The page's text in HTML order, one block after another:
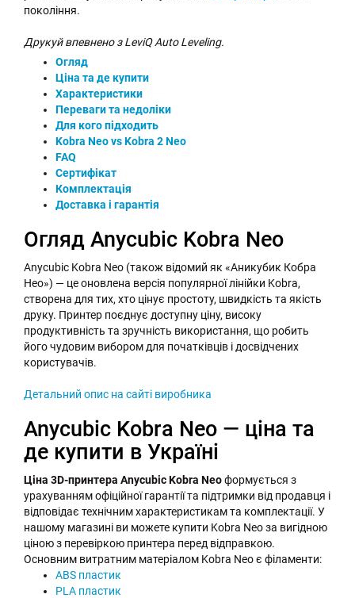
покоління.
Друкуй впевнено з LeviQ Auto Leveling.
Огляд
Ціна та де купити
Характеристики
Переваги та недоліки
Для кого підходить
Kobra Neo vs Kobra 2 Neo
FAQ
Сертифікат
Комплектація
Доставка і гарантія
Огляд Anycubic Kobra Neo
Anycubic Kobra Neo (також відомий як «Аникубик Кобра
Нео») — це оновлена версія популярної лінійки Kobra,
створена для тих, хто цінує простоту, швидкість та якість
друку. Принтер поєднує доступну ціну, високу
продуктивність та зручність використання, що робить
його чудовим вибором для початківців і досвідчених
користувачів.
Детальний опис на сайті виробника
Anycubic Kobra Neo — ціна та
де купити в Україні
Ціна 3D-принтера Anycubic Kobra Neoформується з
урахуванням офіційної гарантії та підтримки від продавця і
відповідає технічним характеристикам та комплектації. У
нашому магазині ви можете купити Kobra Neo за вигідною
ціною з перевіркою принтера перед відправкою.
Основним витратним матеріалом Kobra Neo є філаменти:
ABS пластик
PLA пластик